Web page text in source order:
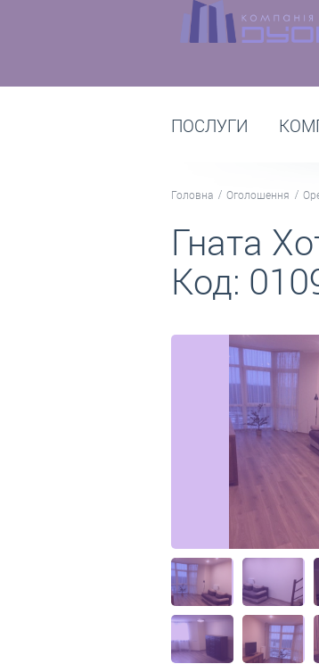
ПОСЛУГИ
Головна Оголошення
Гната
Код: